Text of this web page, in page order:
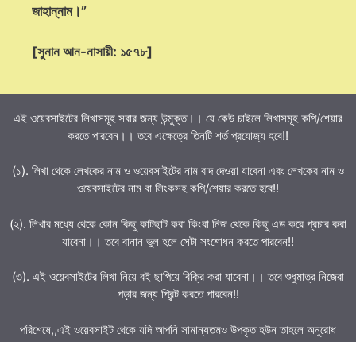
জাহান্নাম।”
[সুনান আন-নাসায়ী: ১৫৭৮]
এই ওয়েবসাইটের লিখাসমূহ সবার জন্য উন্মুক্ত।। যে কেউ চাইলে লিখাসমূহ কপি/শেয়ার
করতে পারবেন।। তবে এক্ষেত্রে তিনটি শর্ত প্রযোজ্য হবে!!
(১). লিখা থেকে লেখকের নাম ও ওয়েবসাইটের নাম বাদ দেওয়া যাবেনা এবং লেখকের নাম ও
ওয়েবসাইটের নাম বা লিংকসহ কপি/শেয়ার করতে হবে!!
(২). লিখার মধ্যে থেকে কোন কিছু কাটছাট করা কিংবা নিজ থেকে কিছু এড করে প্রচার করা
যাবেনা।। তবে বানান ভুল হলে সেটা সংশোধন করতে পারবেন!!
(৩). এই ওয়েবসাইটের লিখা নিয়ে বই ছাপিয়ে বিক্রি করা যাবেনা।। তবে শুধুমাত্র নিজেরা
পড়ার জন্য প্রিন্ট করতে পারবেন!!
পরিশেষে,,এই ওয়েবসাইট থেকে যদি আপনি সামান্যতমও উপকৃত হউন তাহলে অনুরোধ